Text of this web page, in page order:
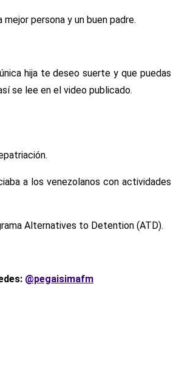
persona y un buen padre.
hija te deseo suerte y que puedas
se lee en el video publicado.
a los venezolanos con actividades
Alternatives to Detention (ATD).
@pegaisimafm